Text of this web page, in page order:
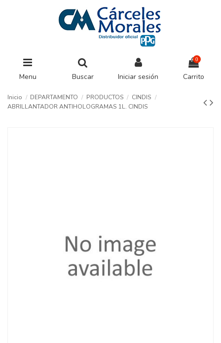
Menu Buscar Iniciar sesión
0
Carrito
Inicio DEPARTAMENTO PRODUCTOS
CINDIS
ABRILLANTADOR ANTIHOLOGRAMAS 1L. CINDIS